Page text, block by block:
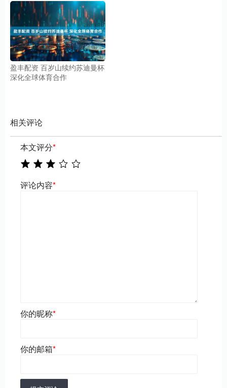
盈丰配资 百岁山续约苏迪曼杯
深化全球体育合作
相关评论
本文评分*
评论内容*
你的昵称*
你的邮箱*